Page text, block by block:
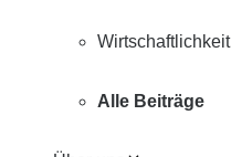
Wirtschaftlichkeit
Alle Beiträge